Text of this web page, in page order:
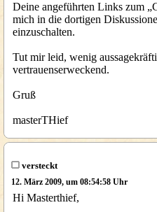
Deine angeführten Links zum
mich in die dortigen
einzuschalten.
Tut mir leid, wenig
vertrauenserweckend.
Gruß
masterTHief
versteckt
12. März 2009, um 08:54:58 Uhr
Hi Masterthief,